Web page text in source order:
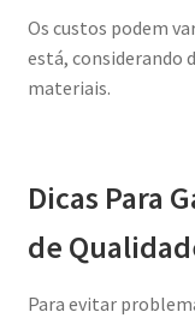
Os custos podem
está, considerando
materiais.
Dicas Para
de
Para evitar